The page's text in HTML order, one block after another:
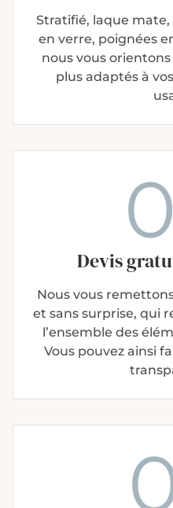
Stratifié, laque
en verre, poignées
nous vous
plus adaptés à
Devis
Nous vous
et sans surprise, qui
l’ensemble des
Vous pouvez ainsi